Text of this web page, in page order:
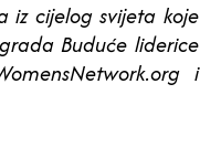
iz cijelog svijeta koje
Buduće liderice
i